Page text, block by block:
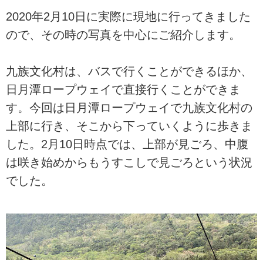
2020年2月10日に実際に現地に行ってきました
ので、その時の写真を中心にご紹介します。
九族文化村は、バスで行くことができるほか、
日月潭ロープウェイで直接行くことができま
す。今回は日月潭ロープウェイで九族文化村の
上部に行き、そこから下っていくように歩きま
した。2月10日時点では、上部が見ごろ、中腹
は咲き始めからもうすこしで見ごろという状況
でした。